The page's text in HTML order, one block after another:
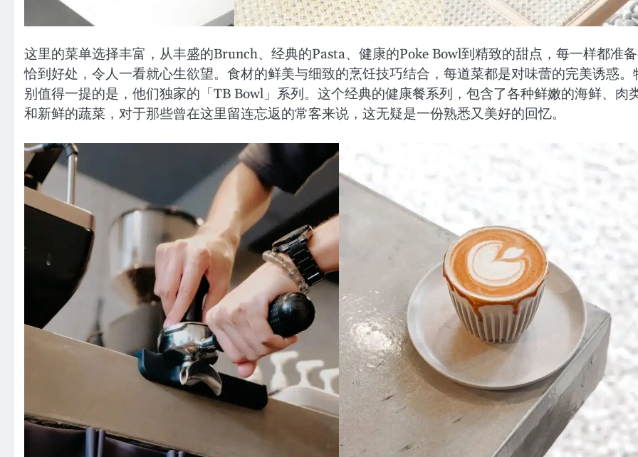
这里的菜单选择丰富，从丰盛的Brunch、经典的Pasta、健康的Poke Bowl到精致的甜点，每一样都准
恰到好处，令人一看就心生欲望。食材的鲜美与细致的烹饪技巧结合，每道菜都是对味蕾的完美诱惑。
别值得一提的是，他们独家的「TB Bowl」系列。这个经典的健康餐系列，包含了各种鲜嫩的海鲜、肉
和新鲜的蔬菜，对于那些曾在这里留连忘返的常客来说，这无疑是一份熟悉又美好的回忆。